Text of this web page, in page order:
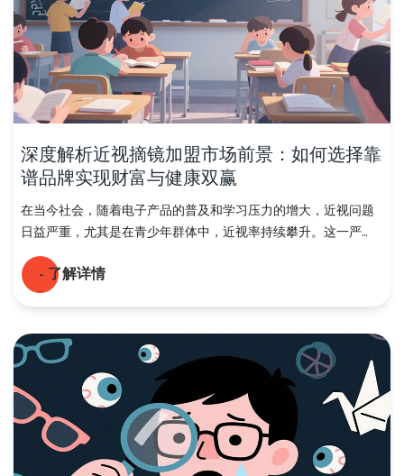
深度解析近视摘镜加盟市场前景：如何选择靠
谱品牌实现财富与健康双赢
在当今社会，随着电子产品的普及和学习压力的增大，近视问题
日益严重，尤其是在青少年群体中，近视率持续攀升。这一严...
- 了解详情